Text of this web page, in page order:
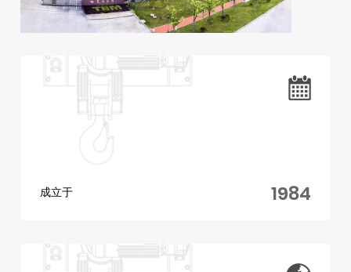
成立于 1984